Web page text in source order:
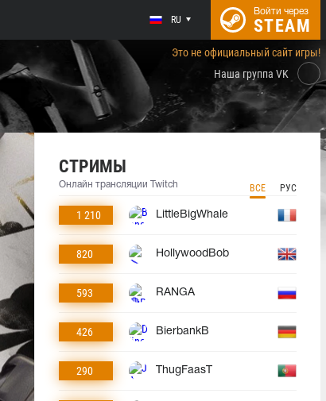
RU
Войти через
STEAM
Это не официальный сайт игры!
Наша группа VK
СТРИМЫ
Онлайн трансляции Twitch ВСЕ РУС
1 210 LittleBigWhale
820 HollywoodBob
593 RANGA
426 BierbankB
290 ThugFaasT